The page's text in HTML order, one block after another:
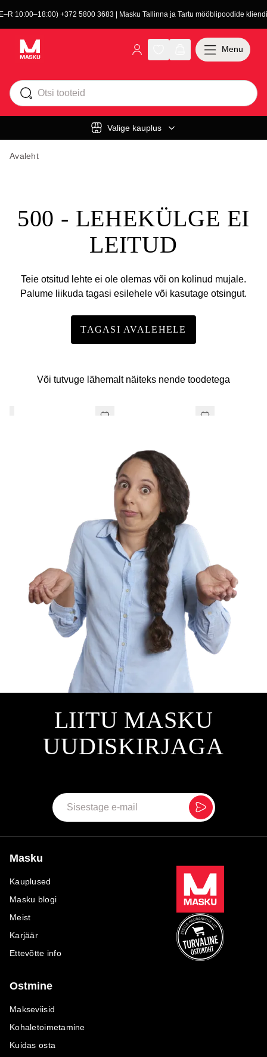
10:00–18:00) +372 5800 3683 | Masku Tallinna ja Tartu mööblipoodide
Valige kauplus
Menu
Avaleht
500 - LEHEKÜLGE EI
LEITUD
Teie otsitud lehte ei ole olemas või on kolinud mujale.
Palume liikuda tagasi esilehele või kasutage otsingut.
TAGASI AVALEHELE
Või tutvuge lähemalt näiteks nende toodetega
LIITU MASKU
UUDISKIRJAGA
Masku
Kauplused
Masku blogi
Meist
Karjäär
Ettevõtte info
Ostmine
Makseviisid
Kohaletoimetamine
Kuidas osta